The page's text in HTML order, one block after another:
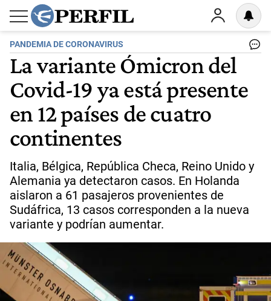
PANDEMIA DE CORONAVIRUS
La variante Ómicron del
Covid-19 ya está presente
en 12 países de cuatro
continentes
Italia, Bélgica, República Checa, Reino Unido y
Alemania ya detectaron casos. En Holanda
aislaron a 61 pasajeros provenientes de
Sudáfrica, 13 casos corresponden a la nueva
variante y podrían aumentar.